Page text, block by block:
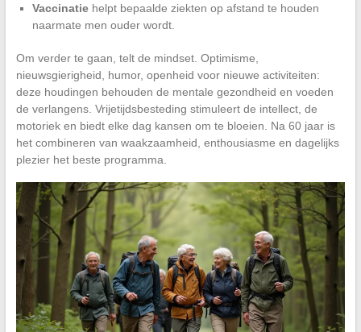
Vaccinatiehelpt bepaalde ziekten op afstand te houden
naarmate men ouder wordt.
Om verder te gaan, telt de mindset. Optimisme,
nieuwsgierigheid, humor, openheid voor nieuwe activiteiten:
deze houdingen behouden de mentale gezondheid en voeden
de verlangens. Vrijetijdsbesteding stimuleert de intellect, de
motoriek en biedt elke dag kansen om te bloeien. Na 60 jaar is
het combineren van waakzaamheid, enthousiasme en dagelijks
plezier het beste programma.